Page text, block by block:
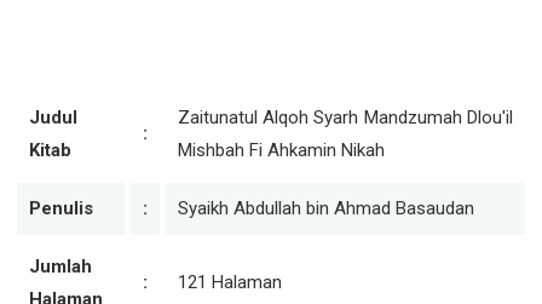
Judul
Kitab
:
Zaitunatul Alqoh Syarh Mandzumah Dlou'il
Mishbah Fi Ahkamin Nikah
Penulis : Syaikh Abdullah bin Ahmad Basaudan
Jumlah
Halaman
: 121 Halaman